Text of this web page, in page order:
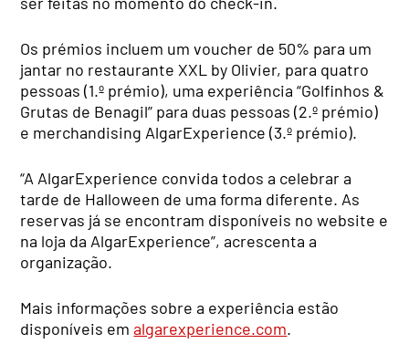
Os prémios incluem um voucher de 50% para um
jantar no restaurante XXL by Olivier, para quatro
pessoas (1.º prémio), uma experiência “Golfinhos &
Grutas de Benagil” para duas pessoas (2.º prémio)
e merchandising AlgarExperience (3.º prémio).
“A AlgarExperience convida todos a celebrar a
tarde de Halloween de uma forma diferente. As
reservas já se encontram disponíveis no website e
na loja da AlgarExperience”, acrescenta a
organização.
Mais informações sobre a experiência estão
disponíveis emalgarexperience.com.